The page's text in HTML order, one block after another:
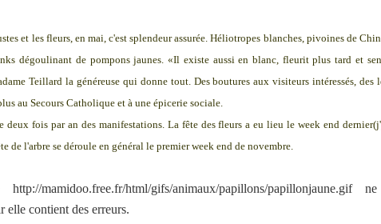
et les fleurs, en mai, c'est splendeur assurée. Héliotropes blanches, pivoines de
dégoulinant de pompons jaunes. «Il existe aussi en blanc, fleurit plus tard et
Teillard la généreuse qui donne tout. Des boutures aux visiteurs intéressés, des
au Secours Catholique et à une épicerie sociale.
deux fois par an des manifestations. La fête des fleurs a eu lieu le week end
de l'arbre se déroule en général le premier week end de novembre.